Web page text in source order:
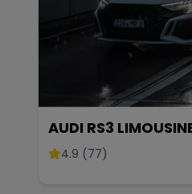
AUDI RS3
4.9 (77)